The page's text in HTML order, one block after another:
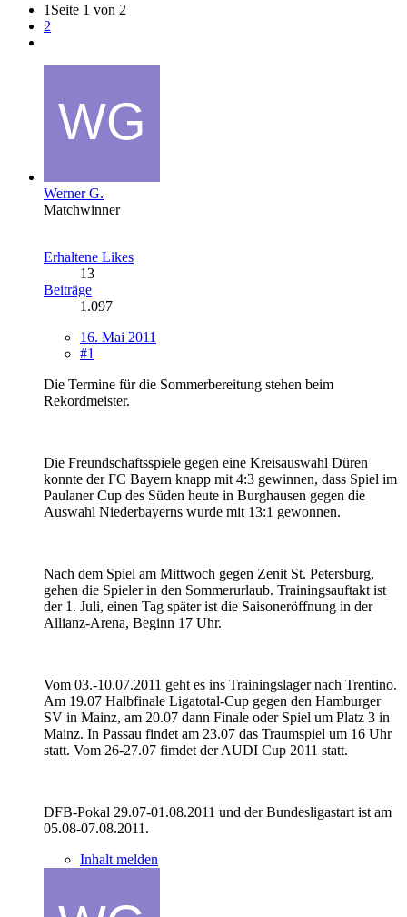
1 Seite 1 von 2
2
Werner G.
Matchwinner
Erhaltene Likes
13
Beiträge
1.097
16. Mai 2011
#1
Die Termine für die Sommerbereitung stehen beim
Rekordmeister.
Die Freundschaftsspiele gegen eine Kreisauswahl Düren
konnte der FC Bayern knapp mit 4:3 gewinnen, dass Spiel im
Paulaner Cup des Süden heute in Burghausen gegen die
Auswahl Niederbayerns wurde mit 13:1 gewonnen.
Nach dem Spiel am Mittwoch gegen Zenit St. Petersburg,
gehen die Spieler in den Sommerurlaub. Trainingsauftakt ist
der 1. Juli, einen Tag später ist die Saisoneröffnung in der
Allianz-Arena, Beginn 17 Uhr.
Vom 03.-10.07.2011 geht es ins Trainingslager nach Trentino.
Am 19.07 Halbfinale Ligatotal-Cup gegen den Hamburger
SV in Mainz, am 20.07 dann Finale oder Spiel um Platz 3 in
Mainz. In Passau findet am 23.07 das Traumspiel um 16 Uhr
statt. Vom 26-27.07 fimdet der AUDI Cup 2011 statt.
DFB-Pokal 29.07-01.08.2011 und der Bundesligastart ist am
05.08-07.08.2011.
Inhalt melden